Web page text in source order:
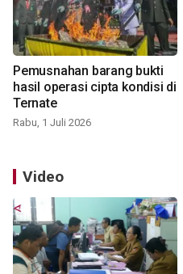
Pemusnahan barang bukti
hasil operasi cipta kondisi di
Ternate
Rabu, 1 Juli 2026
Video